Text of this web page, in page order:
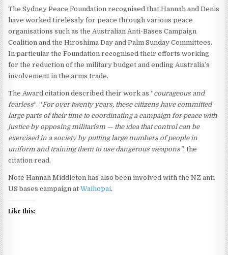
The Sydney Peace Foundation recognised that Hannah and Denis
have worked tirelessly for peace through various peace
organisations such as the Australian Anti-Bases Campaign
Coalition and the Hiroshima Day and Palm Sunday Committees.
In particular the Foundation recognised their efforts working
for the reduction of the military budget and ending Australia’s
involvement in the arms trade.
The Award citation described their work as “courageous and
fearless“. “ For over twenty years, these citizens have committed
large parts of their time to coordinating a campaign for peace with
justice by opposing militarism — the idea that control can be
exercised in a society by putting large numbers of people in
uniform and training them to use dangerous weapons”, the
citation read.
Note Hannah Middleton has also been involved with the NZ anti
US bases campaign atWaihopai.
Like this: